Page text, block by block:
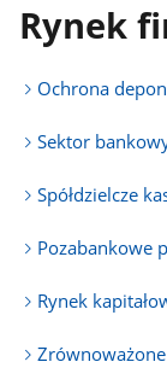
Rynek
Ochrona
Sektor
Spółdzielcze
Pozabankowe
Rynek